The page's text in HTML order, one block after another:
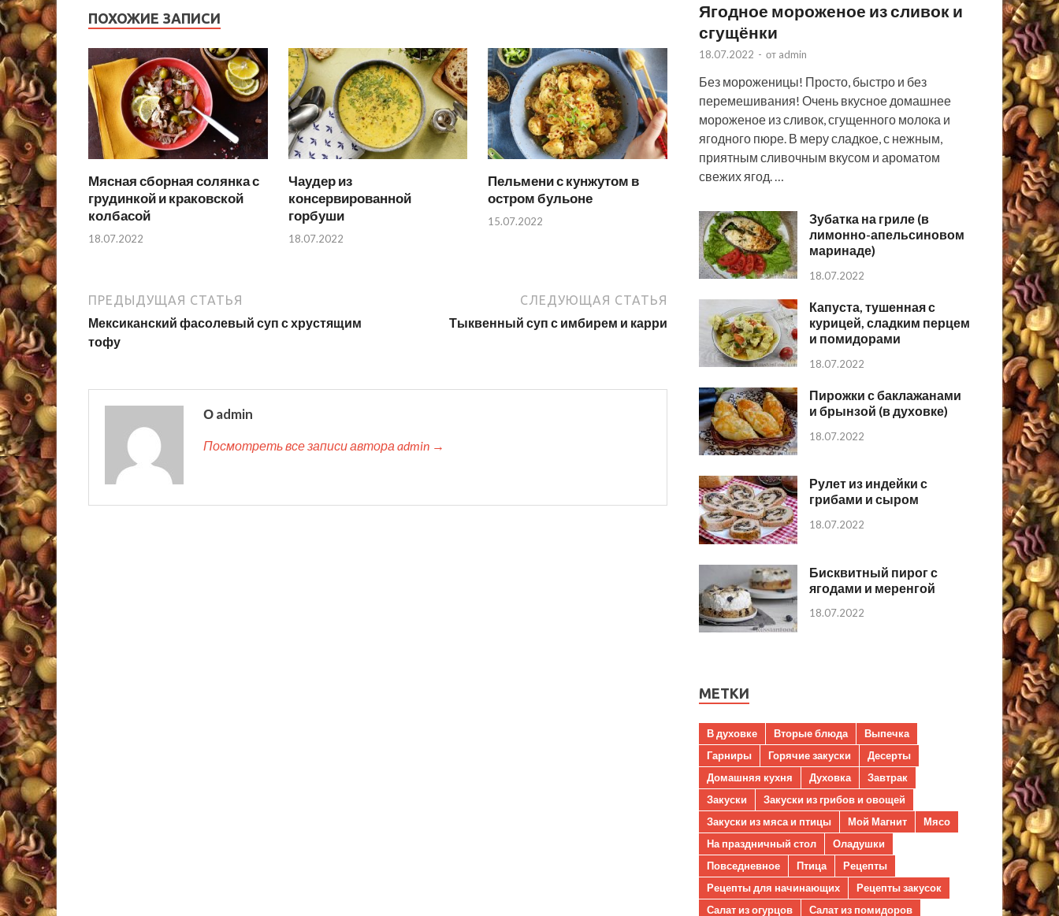
ПОХОЖИЕ ЗАПИСИ
Мясная сборная солянка с
грудинкой и краковской
колбасой
18.07.2022
Чаудер из
консервированной
горбуши
18.07.2022
Пельмени с кунжутом в
остром бульоне
15.07.2022
ПРЕДЫДУЩАЯ СТАТЬЯ
Мексиканский фасолевый суп с хрустящим
тофу
СЛЕДУЮЩАЯ СТАТЬЯ
Тыквенный суп с имбирем и карри
О admin
Посмотреть все записи автора admin →
Ягодное мороженое из сливок и
сгущёнки
18.07.2022 - от admin
Без мороженицы! Просто, быстро и без
перемешивания! Очень вкусное домашнее
мороженое из сливок, сгущенного молока и
ягодного пюре. В меру сладкое, с нежным,
приятным сливочным вкусом и ароматом
свежих ягод. …
Зубатка на гриле (в
лимонно-апельсиновом
маринаде)
18.07.2022
Капуста, тушенная с
курицей, сладким перцем
и помидорами
18.07.2022
Пирожки с баклажанами
и брынзой (в духовке)
18.07.2022
Рулет из индейки с
грибами и сыром
18.07.2022
Бисквитный пирог с
ягодами и меренгой
18.07.2022
МЕТКИ
В духовке Вторые блюда
Выпечка
Гарниры
Горячие закуски
Десерты
Домашняя кухня
Духовка
Завтрак
Закуски
Закуски из грибов и овощей
Закуски из мяса и птицы
Мой Магнит
Мясо
На праздничный стол
Оладушки
Повседневное
Птица
Рецепты
Рецепты для начинающих
Рецепты закусок
Салат из огурцов
Салат из помидоров